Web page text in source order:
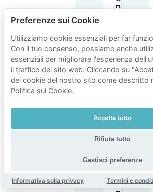
Galerij /
Zoet &
Zout?
nel
un
Preferenze sui Cookie
Utilizziamo cookie essenziali per far
Con il tuo consenso, possiamo anche
essenziali per migliorare l'esperienza
il traffico del sito web. Cliccando su
dei cookie del nostro sito come descritto
Politica sui Cookie.
Accetta tutto
Rifiuta tutto
Gestisci preferenze
Informativa sulla privacy Termini e